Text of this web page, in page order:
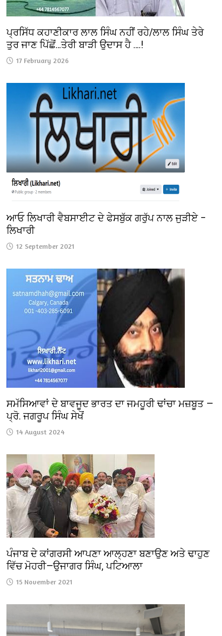
ਪ੍ਰਸਿੱਧ ਕਹਾਣੀਕਾਰ ਲਾਲ ਸਿੰਘ ਨਹੀਂ ਰਹੇ/ਲਾਲ ਸਿੰਘ ਤੇਰੇ
ਤੁਰ ਜਾਣ ਪਿੱਛੋਂ…ਤੇਰੀ ਬਾੜੀ ਉਦਾਸ ਹੈ ….!
17 February 2026
ਆਓ ਲਿਖਾਰੀ ਵੈਬਸਾਈਟ ਦੇ ਫੇਸਬੁੱਕ ਗਰੁੱਪ ਨਾਲ ਜੁੜੀਏ –
ਲਿਖਾਰੀ
12 September 2021
ਸਮੱਸਿਆਵਾਂ ਦੇ ਬਾਵਜੂਦ ਭਾਰਤ ਦਾ ਜਮਹੂਰੀ ਢਾਂਚਾ ਮਜ਼ਬੂਤ —
ਪ੍ਰੋ. ਜਗਰੂਪ ਸਿੰਘ ਸੇਖੋਂ
14 August 2024
ਪੰਜਾਬ ਦੇ ਕਾਂਗਰਸੀ ਆਪਣਾ ਆਲ੍ਹਣਾ ਬਣਾਉਣ ਅਤੇ ਢਾਹੁਣ
ਵਿੱਚ ਮੋਹਰੀ—ਉਜਾਗਰ ਸਿੰਘ, ਪਟਿਆਲਾ
15 November 2021